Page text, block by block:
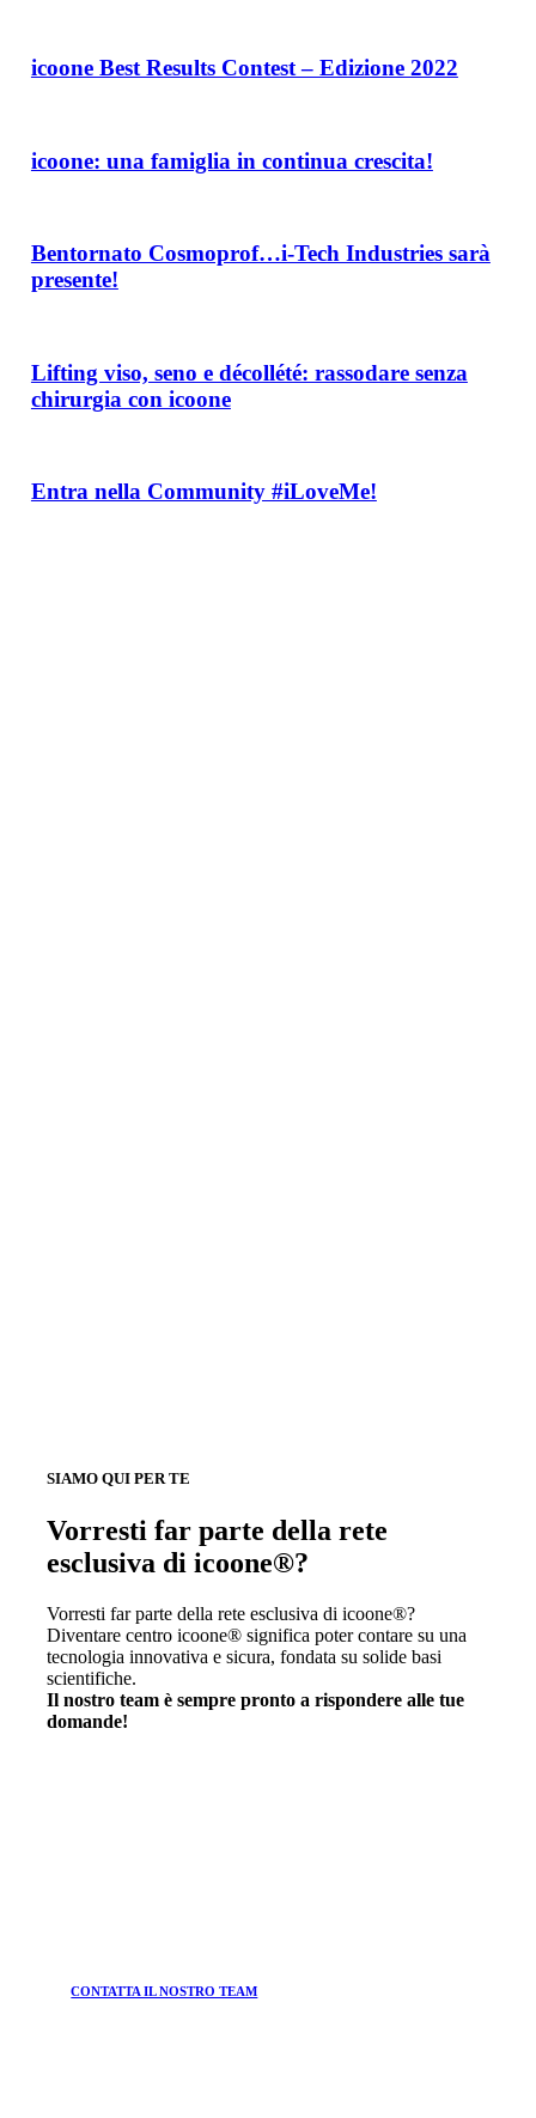
Results
2022
icoone Best Results Contest – Edizione 2022
famiglia
in
icoone: una famiglia in continua crescita!
i-
Industries
Bentornato Cosmoprof…i-Tech Industries sarà
presente!
seno
e
décollété:
con
Lifting viso, seno e décollété: rassodare senza
chirurgia con icoone
Community
Entra nella Community #iLoveMe!
SIAMO QUI PER TE
Vorresti far parte della rete
esclusiva di icoone®?
Vorresti far parte della rete esclusiva di icoone®?
Diventare centro icoone® significa poter contare su una
tecnologia innovativa e sicura, fondata su solide basi
scientifiche.
Il nostro team è sempre pronto a rispondere alle tue
domande!
CONTATTA IL NOSTRO TEAM